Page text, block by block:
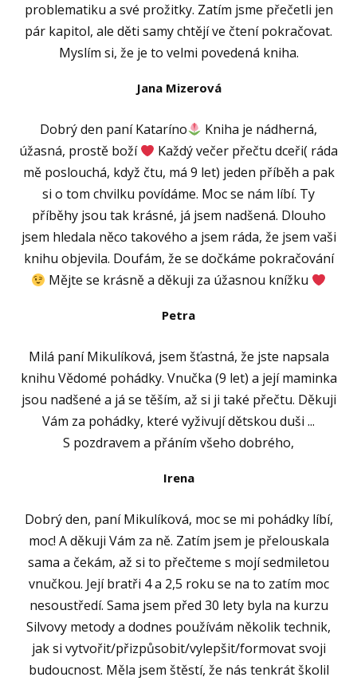
problematiku a své prožitky. Zatím jsme přečetli jen
pár kapitol, ale děti samy chtějí ve čtení pokračovat.
Myslím si, že je to velmi povedená kniha.
Jana Mizerová
Dobrý den paní Kataríno
Kniha je nádherná,
úžasná, prostě boží
Každý večer přečtu dceři( ráda
mě poslouchá, když čtu, má 9 let) jeden příběh a pak
si o tom chvilku povídáme. Moc se nám líbí. Ty
příběhy jsou tak krásné, já jsem nadšená. Dlouho
jsem hledala něco takového a jsem ráda, že jsem vaši
knihu objevila. Doufám, že se dočkáme pokračování
Mějte se krásně a děkuji za úžasnou knížku
Petra
Milá paní Mikulíková, jsem šťastná, že jste napsala
knihu Vědomé pohádky. Vnučka (9 let) a její maminka
jsou nadšené a já se těším, až si ji také přečtu. Děkuji
Vám za pohádky, které vyživují dětskou duši ...
S pozdravem a přáním všeho dobrého,
Irena
Dobrý den, paní Mikulíková, moc se mi pohádky líbí,
moc! A děkuji Vám za ně. Zatím jsem je přelouskala
sama a čekám, až si to přečteme s mojí sedmiletou
vnučkou. Její bratři 4 a 2,5 roku se na to zatím moc
nesoustředí. Sama jsem před 30 lety byla na kurzu
Silvovy metody a dodnes používám několik technik,
jak si vytvořit/přizpůsobit/vylepšit/formovat svoji
budoucnost. Měla jsem štěstí, že nás tenkrát školil